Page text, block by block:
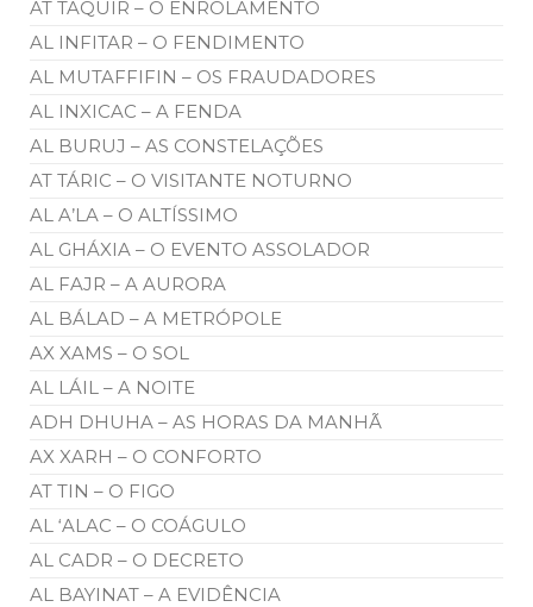
AT TAQÜIR – O ENROLAMENTO
AL INFITAR – O FENDIMENTO
AL MUTAFFIFIN – OS FRAUDADORES
AL INXICAC – A FENDA
AL BURUJ – AS CONSTELAÇÕES
AT TÁRIC – O VISITANTE NOTURNO
AL A’LA – O ALTÍSSIMO
AL GHÁXIA – O EVENTO ASSOLADOR
AL FAJR – A AURORA
AL BÁLAD – A METRÓPOLE
AX XAMS – O SOL
AL LÁIL – A NOITE
ADH DHUHA – AS HORAS DA MANHÃ
AX XARH – O CONFORTO
AT TIN – O FIGO
AL ‘ALAC – O COÁGULO
AL CADR – O DECRETO
AL BAYINAT – A EVIDÊNCIA